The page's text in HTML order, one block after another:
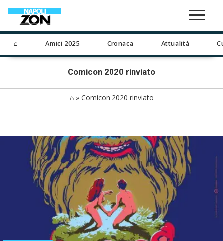
⌂ Amici 2025 Cronaca Attualità
Comicon 2020 rinviato
⌂» Comicon 2020 rinviato